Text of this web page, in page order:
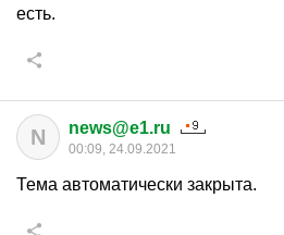
есть.
N news@e1.ru
00:09, 24.09.2021
Тема автоматически закрыта.